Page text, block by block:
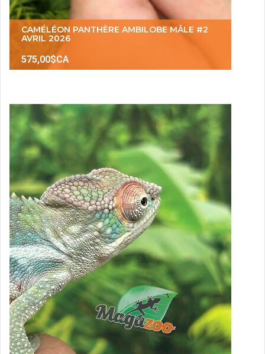
CAMÉLÉON PANTHÈRE AMBILOBE MÂLE #2
AVRIL 2026
575,00$CA